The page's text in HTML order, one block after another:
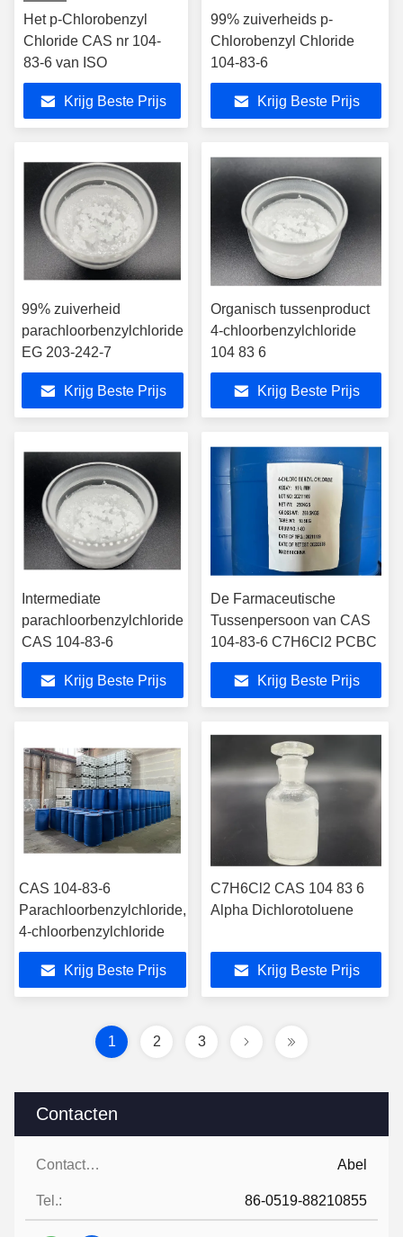
Contacten
Contacten: Abel
Tel.: 86-0519-88210855
Het p-Chlorobenzyl
Chloride CAS nr 104-
83-6 van ISO
Krijg Beste Prijs
99% zuiverheids p-
Chlorobenzyl Chloride
104-83-6
Krijg Beste Prijs
99% zuiverheid
parachloorbenzylchloride
EG 203-242-7
Krijg Beste Prijs
Organisch tussenproduct
4-chloorbenzylchloride
104 83 6
Krijg Beste Prijs
Intermediate
parachloorbenzylchloride
CAS 104-83-6
Krijg Beste Prijs
De Farmaceutische
Tussenpersoon van CAS
104-83-6 C7H6Cl2 PCBC
Krijg Beste Prijs
CAS 104-83-6
Parachloorbenzylchloride,
4-chloorbenzylchloride
Krijg Beste Prijs
C7H6Cl2 CAS 104 83 6
Alpha Dichlorotoluene
Krijg Beste Prijs
1 2 3